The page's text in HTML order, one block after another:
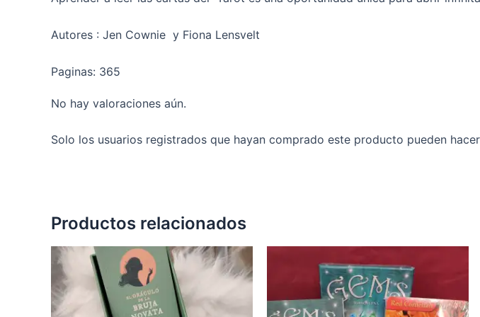
Autores : Jen Cownie y Fiona Lensvelt
Paginas: 365
No hay valoraciones aún.
Solo los usuarios registrados que hayan comprado este producto pueden
Productos relacionados